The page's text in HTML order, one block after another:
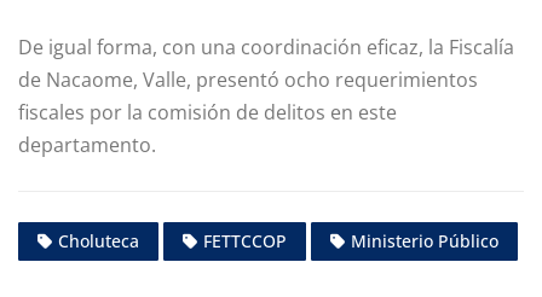
De igual forma, con una coordinación eficaz, la Fiscalía
de Nacaome, Valle, presentó ocho requerimientos
fiscales por la comisión de delitos en este
departamento.
Choluteca FETTCCOP Ministerio Público